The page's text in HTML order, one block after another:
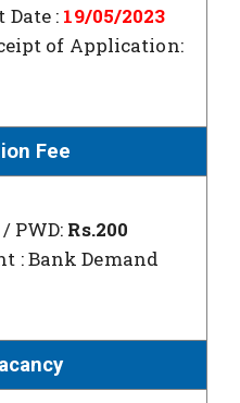
: 19/05/2023
of Application:
Fee
PWD: Rs.200
: Bank Demand